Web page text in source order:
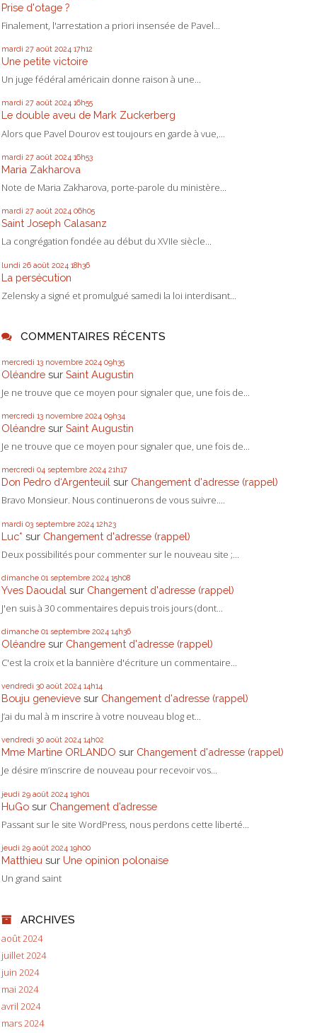
Prise d'otage ?
Finalement, l'arrestation a priori insensée de Pavel...
mardi 27 août 2024 17h12
Une petite victoire
Un juge fédéral américain donne raison à une...
mardi 27 août 2024 16h55
Le double aveu de Mark Zuckerberg
Alors que Pavel Dourov est toujours en garde à vue,...
mardi 27 août 2024 16h53
Maria Zakharova
Note de Maria Zakharova, porte-parole du ministère...
mardi 27 août 2024 06h05
Saint Joseph Calasanz
La congrégation fondée au début du XVIIe siècle...
lundi 26 août 2024 18h36
La persécution
Zelensky a signé et promulgué samedi la loi interdisant...
COMMENTAIRES RÉCENTS
mercredi 13 novembre 2024 09h35
Oléandre sur Saint Augustin
Je ne trouve que ce moyen pour signaler que, une fois de...
mercredi 13 novembre 2024 09h34
Oléandre sur Saint Augustin
Je ne trouve que ce moyen pour signaler que, une fois de...
mercredi 04 septembre 2024 21h17
Don Pedro d‘Argenteuil sur Changement d'adresse (rappel)
Bravo Monsieur. Nous continuerons de vous suivre....
mardi 03 septembre 2024 12h23
Luc* sur Changement d'adresse (rappel)
Deux possibilités pour commenter sur le nouveau site ;...
dimanche 01 septembre 2024 15h08
Yves Daoudal sur Changement d'adresse (rappel)
J'en suis à 30 commentaires depuis trois jours (dont...
dimanche 01 septembre 2024 14h36
Oléandre sur Changement d'adresse (rappel)
C'est la croix et la bannière d'écriture un commentaire...
vendredi 30 août 2024 14h14
Bouju genevieve sur Changement d'adresse (rappel)
J’ai du mal à m inscrire à votre nouveau blog et...
vendredi 30 août 2024 14h02
Mme Martine ORLANDO sur Changement d'adresse (rappel)
Je désire m’inscrire de nouveau pour recevoir vos...
jeudi 29 août 2024 19h01
HuGo sur Changement d’adresse
Passant sur le site WordPress, nous perdons cette liberté...
jeudi 29 août 2024 19h00
Matthieu sur Une opinion polonaise
Un grand saint
ARCHIVES
août 2024
juillet 2024
juin 2024
mai 2024
avril 2024
mars 2024